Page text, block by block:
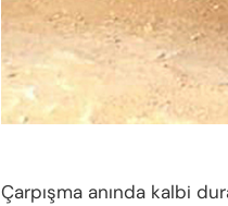
Çarpışma anında kalbi